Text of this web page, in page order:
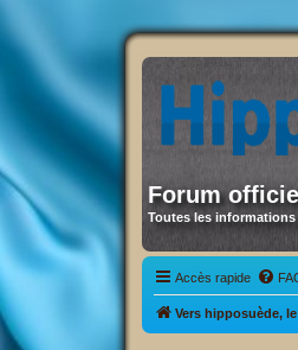
Forum
Toutes les informations
Accès rapide
Vers hipposuède,